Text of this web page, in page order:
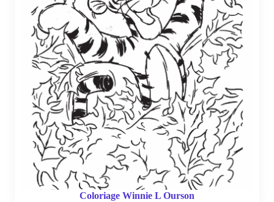
Coloriage Winnie L Ourson